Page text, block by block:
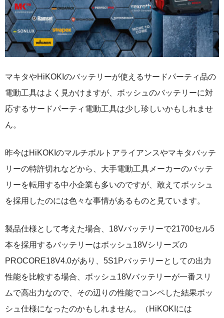
マキタやHiKOKIのバッテリーが使えるサードパーティ品の
電動工具はよく見かけますが、ボッシュのバッテリーに対
応するサードパーティ電動工具は少し珍しいかもしれませ
ん。
昨今はHiKOKIのマルチボルトアライアンスやマキタバッテ
リーの特許切れなどから、大手電動工具メーカーのバッテ
リーを転用する中小企業も多いのですが、敢えてボッシュ
を採用したのには色々な事情があるものと見ています。
製品仕様として考えた場合、18Vバッテリーで21700セル5
本を採用するバッテリーはボッシュ18Vシリーズの
PROCORE18V4.0があり、5S1Pバッテリーとしての出力
性能を比較する場合、ボッシュ18Vバッテリーが一番スリ
ムで高出力なので、その辺りの性能でコンペした結果ボッ
シュ仕様になったのかもしれません。（HiKOKIには